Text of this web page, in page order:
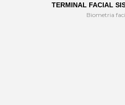
TERMINAL FACIAL
Biometria